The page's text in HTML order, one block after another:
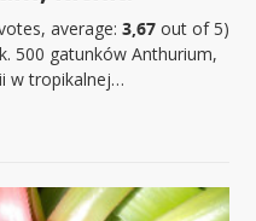
average: 3,67out of 5)
500 gatunków Anthurium,
w tropikalnej…